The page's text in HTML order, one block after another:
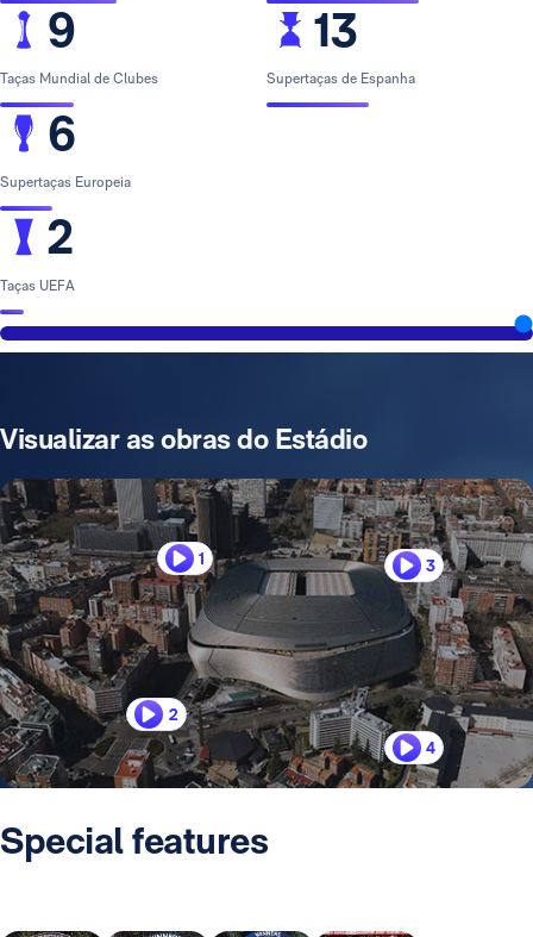
9
Taças Mundial de Clubes
6
Supertaças Europeia
2
Taças UEFA
13
Supertaças de Espanha
Visualizar as obras do Estádio
1
2
3
4
Special features